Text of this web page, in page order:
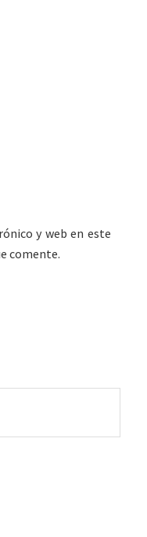
y web en este
comente.